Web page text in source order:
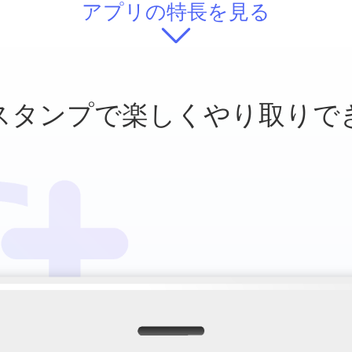
アプリの特長を見る
タンプで楽しくやり取りで